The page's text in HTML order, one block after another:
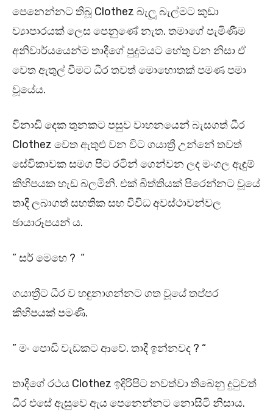
පෙනෙන්නට තිබූ Clothez බැලූ බැල්මට කුඩා
ව්‍යාපාරයක් ලෙස පෙනුණේ නැත. තමාගේ පැමිණීම
අනිවාර්යයෙන්ම තාදීගේ පුදුමයට හේතු වන නිසා ඒ
වෙත ඇතුල් වීමට ධීර තවත් මොහොතක් පමණ පමා
වූයේය.
විනාඩි දෙක තුනකට පසුව වාහනයෙන් බැසගත් ධීර
Clothez වෙත ඇතුළු වන විට ගයාත්‍රී උන්නේ තවත්
සේවිකාවක සමග පිට රටින් ගෙන්වන ලද මංගල ඇඳුම්
කිහිපයක හැඩ බලමිනි. එක් බිත්තියක් පිරෙන්නට වූයේ
තාදී ලබාගත් සහතික සහ විවිධ අවස්ථාවන්වල
ඡායාරූපයන් ය.
” සර් මෙහෙ ? “
ගයාත්‍රීට ධීර ව හඳුනාගන්නට ගත වූයේ තප්පර
කිහිපයක් පමණි.
” මං පොඩි වැඩකට ආවේ. තාදී ඉන්නවද ? “
තාදීගේ රථය Clothez ඉදිරිපිට නවත්වා තිබෙනු දුටුවත්
ධීර එසේ ඇසුවෙ ඇය පෙනෙන්නට නොසිටි නිසාය.